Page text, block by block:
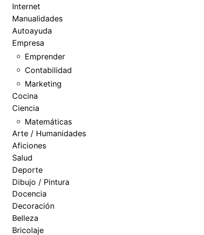
Internet
Manualidades
Autoayuda
Empresa
Emprender
Contabilidad
Marketing
Cocina
Ciencia
Matemáticas
Arte / Humanidades
Aficiones
Salud
Deporte
Dibujo / Pintura
Docencia
Decoración
Belleza
Bricolaje